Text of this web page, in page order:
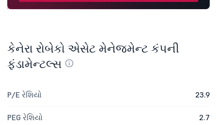
કેનેરા રોબેકો એસેટ મેનેજમેન્ટ કંપની
ફંડામેન્ટલ્સ
P/E રેશિયો 23.9
PEG રેશિયો 2.7